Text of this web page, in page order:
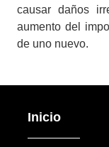
causar daños
aumento del
de uno nuevo.
Inicio